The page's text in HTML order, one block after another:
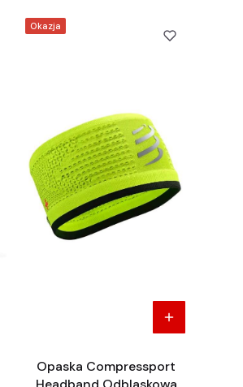
Okazja
Opaska Compressport